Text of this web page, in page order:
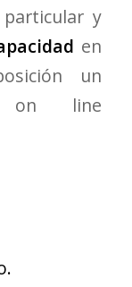
y
en
un
on line